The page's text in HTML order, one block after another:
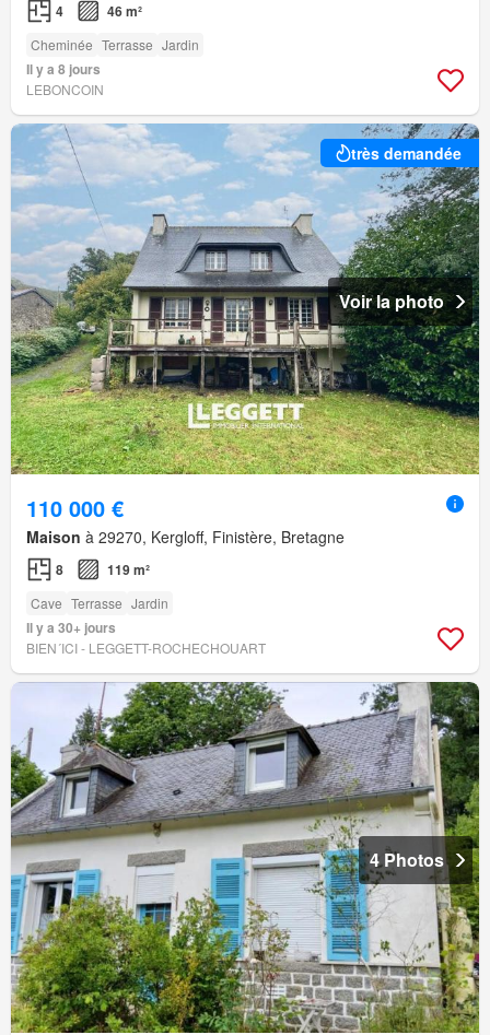
4 46 m²
Cheminée Terrasse Jardin
Il y a 8 jours
LEBONCOIN
très demandée
Voir la photo
110 000 €
Maison à 29270, Kergloff, Finistère, Bretagne
8 119 m²
Cave Terrasse Jardin
Il y a 30+ jours
BIEN´ICI - LEGGETT-ROCHECHOUART
4 Photos